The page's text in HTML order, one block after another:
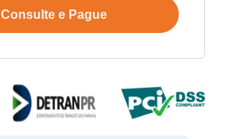
Consulte e Pague